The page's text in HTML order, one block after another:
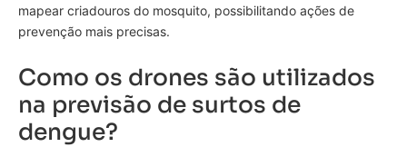
mapear criadouros do mosquito, possibilitando ações de
prevenção mais precisas.
Como os drones são utilizados
na previsão de surtos de
dengue?